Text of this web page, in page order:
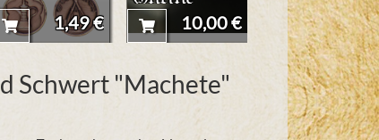
1,49 €
Kirito
Schwerter
10,00 € 45,90 €
Schwert "Machete"